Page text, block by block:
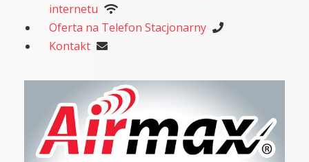
internetu
Oferta na Telefon Stacjonarny
Kontakt